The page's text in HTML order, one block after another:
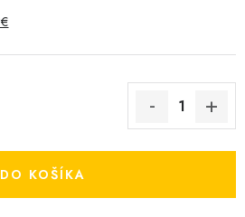
DO KOŠÍKA